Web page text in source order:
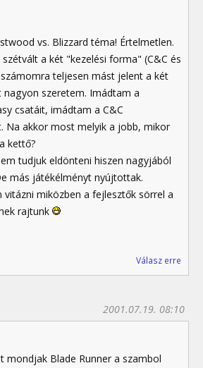
vs. Blizzard téma! Értelmetlen.
a két "kezelési forma" (C&C és
teljesen mást jelent a két
nagyon szeretem. Imádtam a
csatáit, imádtam a C&C
Na akkor most melyik a jobb, mikor
kettő?
tudjuk eldönteni hiszen nagyjából
más játékélményt nyújtottak.
vitázni miközben a fejlesztők sörrel a
rajtunk
Válasz erre
2001.07.19. 08:10
mondjak Blade Runner a szambol